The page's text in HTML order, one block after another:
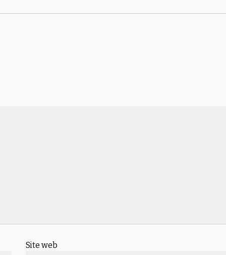
Site web